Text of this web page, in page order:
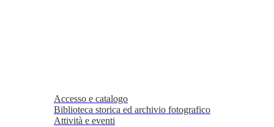
Accesso e catalogo
Biblioteca storica ed archivio fotografico
Attività e eventi